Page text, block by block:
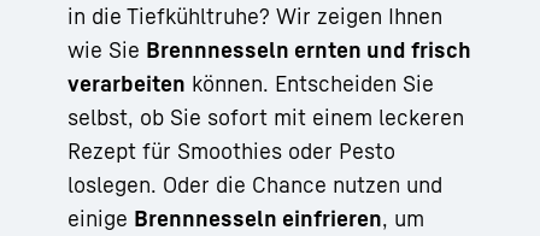
in die Tiefkühltruhe? Wir zeigen Ihnen
wie Sie Brennnesseln ernten und frisch
verarbeiten können. Entscheiden Sie
selbst, ob Sie sofort mit einem leckeren
Rezept für Smoothies oder Pesto
loslegen. Oder die Chance nutzen und
einige Brennnesseln einfrieren, um